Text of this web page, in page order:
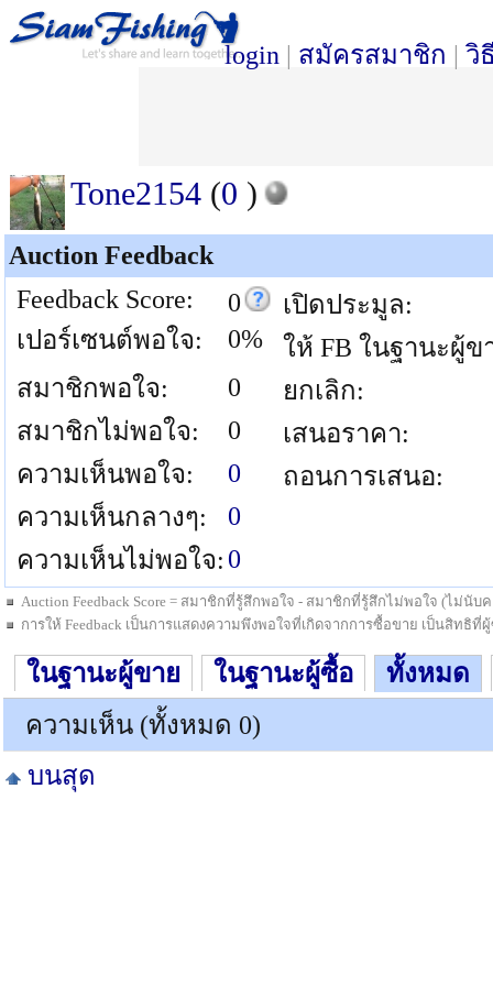
login | สมัครสมาชิก | วิ
Tone2154 (0 )
Auction Feedback
Feedback Score:
0
เปอร์เซนต์พอใจ:
0%
สมาชิกพอใจ:
0
สมาชิกไม่พอใจ:
0
ความเห็นพอใจ:
0
ความเห็นกลางๆ:
0
ความเห็นไม่พอใจ: 0
เปิดประมูล:
ให้ FB ในฐานะผู้ข
ยกเลิก:
เสนอราคา:
ถอนการเสนอ:
Auction Feedback Score = สมาชิกที่รู้สึกพอใจ - สมาชิกที่รู้สึกไม่พอใจ (ไม่นั
การให้ Feedback เป็นการแสดงความพึงพอใจที่เกิดจากการซื้อขาย เป็นสิทธิ
ในฐานะผู้ขาย ในฐานะผู้ซื้อ
ทั้งหมด
ความเห็น (ทั้งหมด 0)
บนสุด